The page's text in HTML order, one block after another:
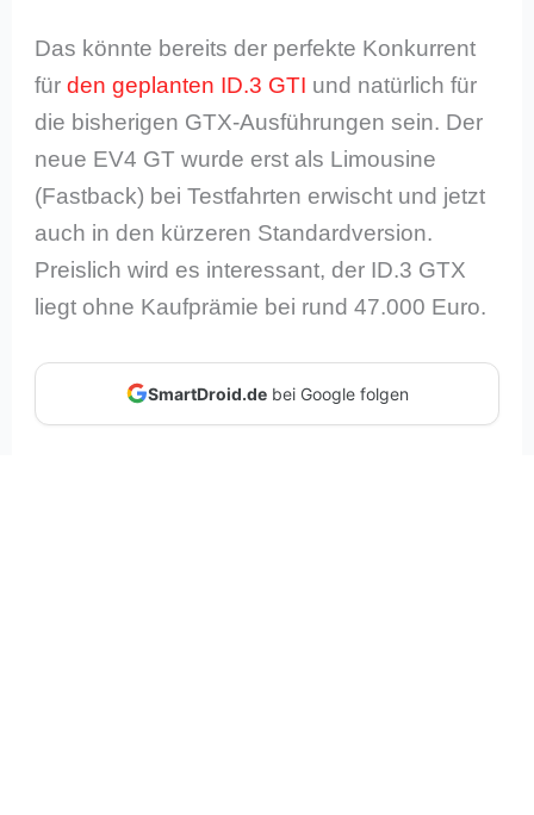
Das könnte bereits der perfekte Konkurrent
fürden geplanten ID.3 GTI und natürlich für
die bisherigen GTX-Ausführungen sein. Der
neue EV4 GT wurde erst als Limousine
(Fastback) bei Testfahrten erwischt und jetzt
auch in den kürzeren Standardversion.
Preislich wird es interessant, der ID.3 GTX
liegt ohne Kaufprämie bei rund 47.000 Euro.
SmartDroid.debei Google folgen